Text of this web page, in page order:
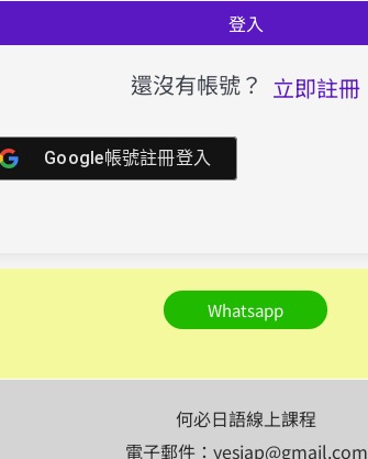
登入
還沒有帳號？ 立即註冊
Google帳號註冊登入
Whatsapp
何必日語線上課程
電子郵件：yesjap@gmail.com